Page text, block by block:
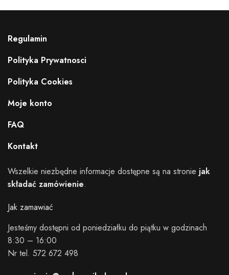
Regulamin
Polityka Prywatnosci
Polityka Cookies
Moje konto
FAQ
Kontakt
Wszelkie niezbędne informacje dostępne są na stronie jak
składać zamówienie.
Jak zamawiać
Jesteśmy dostępni od poniedziałku do piątku w godzinach
8:30 – 16:00
Nr tel. 572 672 498